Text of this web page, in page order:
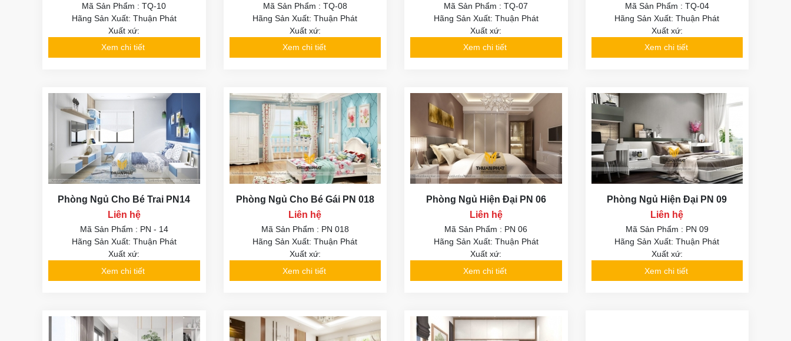
Mã Sản Phẩm : TQ-10
Hãng Sản Xuất: Thuận Phát
Xuất xứ:
Xem chi tiết
Mã Sản Phẩm : TQ-08
Hãng Sản Xuất: Thuận Phát
Xuất xứ:
Xem chi tiết
Mã Sản Phẩm : TQ-07
Hãng Sản Xuất: Thuận Phát
Xuất xứ:
Xem chi tiết
Mã Sản Phẩm : TQ-04
Hãng Sản Xuất: Thuận Phát
Xuất xứ:
Xem chi tiết
Phòng Ngủ Cho Bé Trai PN14
Liên hệ
Mã Sản Phẩm : PN - 14
Hãng Sản Xuất: Thuận Phát
Xuất xứ:
Xem chi tiết
Phòng Ngủ Cho Bé Gái PN 018
Liên hệ
Mã Sản Phẩm : PN 018
Hãng Sản Xuất: Thuận Phát
Xuất xứ:
Xem chi tiết
Phòng Ngủ Hiện Đại PN 06
Liên hệ
Mã Sản Phẩm : PN 06
Hãng Sản Xuất: Thuận Phát
Xuất xứ:
Xem chi tiết
Phòng Ngủ Hiện Đại PN 09
Liên hệ
Mã Sản Phẩm : PN 09
Hãng Sản Xuất: Thuận Phát
Xuất xứ:
Xem chi tiết